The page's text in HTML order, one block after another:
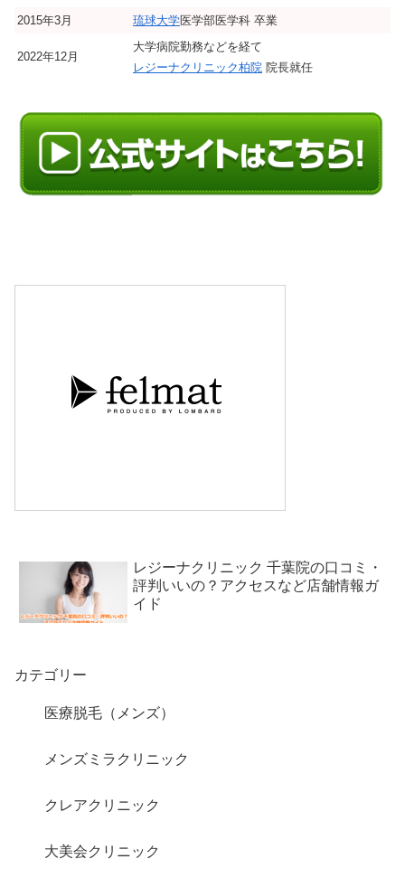
2015年3月 琉球大学医学部医学科 卒業
2022年12月
大学病院勤務などを経て
レジーナクリニック柏院 院長就任
レジーナクリニック 千葉院の口コミ・
評判いいの？アクセスなど店舗情報ガ
イド
カテゴリー
医療脱毛（メンズ）
メンズミラクリニック
クレアクリニック
大美会クリニック